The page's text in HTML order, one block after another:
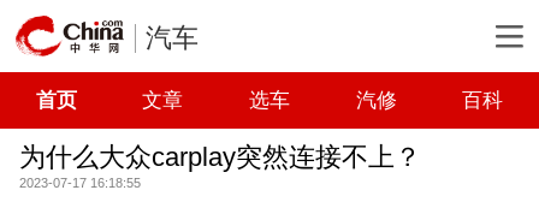
汽车
首页 文章 选车 汽修 百科
为什么大众carplay突然连接不上？
2023-07-17 16:18:55